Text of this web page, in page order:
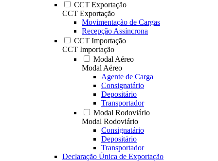
CCT Exportação
CCT Exportação
Movimentação de Cargas
Recepção Assíncrona
CCT Importação
CCT Importação
Modal Aéreo
Modal Aéreo
Agente de Carga
Consignatário
Depositário
Transportador
Modal Rodoviário
Modal Rodoviário
Consignatário
Depositário
Transportador
Declaração Única de Exportação